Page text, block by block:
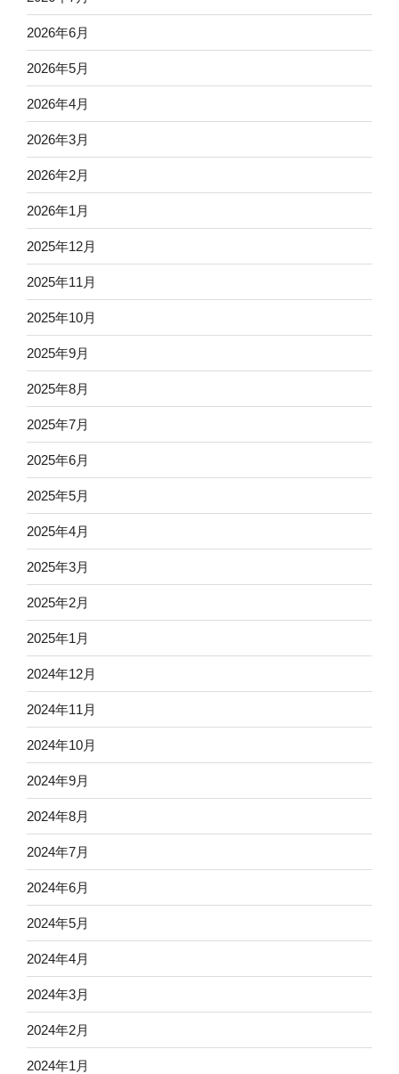
2026年6月
2026年5月
2026年4月
2026年3月
2026年2月
2026年1月
2025年12月
2025年11月
2025年10月
2025年9月
2025年8月
2025年7月
2025年6月
2025年5月
2025年4月
2025年3月
2025年2月
2025年1月
2024年12月
2024年11月
2024年10月
2024年9月
2024年8月
2024年7月
2024年6月
2024年5月
2024年4月
2024年3月
2024年2月
2024年1月